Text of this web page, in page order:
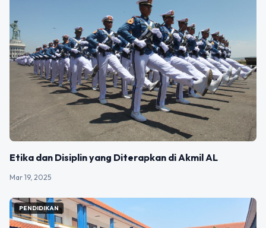
Etika dan Disiplin yang Diterapkan di Akmil AL
Mar 19, 2025
PENDIDIKAN